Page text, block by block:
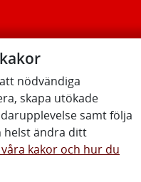
nödvändiga
skapa utökade
samt följa
helst ändra ditt
kakor och hur du